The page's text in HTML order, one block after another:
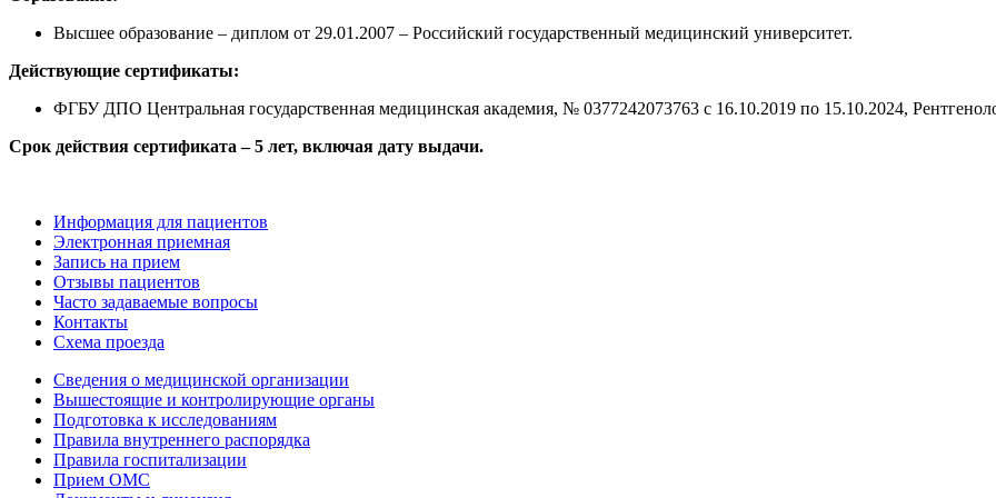
Высшее образование – диплом от 29.01.2007 – Российский государственный медицинский университет.
Действующие сертификаты:
ФГБУ ДПО Центральная государственная медицинская академия, № 0377242073763 с 16.10.2019 по 15.10.2024,
Срок действия сертификата – 5 лет, включая дату выдачи.
Информация для пациентов
Электронная приемная
Запись на прием
Отзывы пациентов
Часто задаваемые вопросы
Контакты
Схема проезда
Сведения о медицинской организации
Вышестоящие и контролирующие органы
Подготовка к исследованиям
Правила внутреннего распорядка
Правила госпитализации
Прием ОМС